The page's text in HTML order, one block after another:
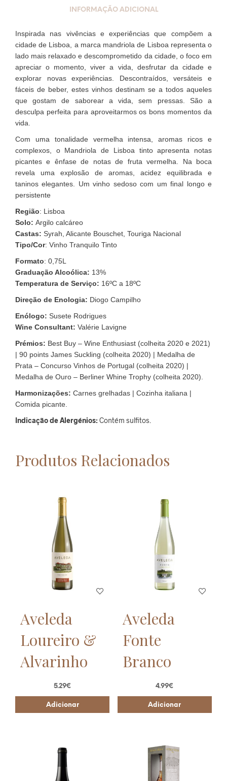
INFORMAÇÃO ADICIONAL
Inspirada nas vivências e experiências que compõem a
cidade de Lisboa, a marca mandriola de Lisboa representa o
lado mais relaxado e descomprometido da cidade, o foco em
apreciar o momento, viver a vida, desfrutar da cidade e
explorar novas experiências. Descontraídos, versáteis e
fáceis de beber, estes vinhos destinam se a todos aqueles
que gostam de saborear a vida, sem pressas. São a
desculpa perfeita para aproveitarmos os bons momentos da
vida.
Com uma tonalidade vermelha intensa, aromas ricos e
complexos, o Mandriola de Lisboa tinto apresenta notas
picantes e ênfase de notas de fruta vermelha. Na boca
revela uma explosão de aromas, acidez equilibrada e
taninos elegantes. Um vinho sedoso com um final longo e
persistente
Região: Lisboa
Solo: Argilo calcáreo
Castas: Syrah, Alicante Bouschet, Touriga Nacional
Tipo/Cor: Vinho Tranquilo Tinto
Formato: 0,75L
Graduação Alcoólica: 13%
Temperatura de Serviço: 16ºC a 18ºC
Direção de Enologia: Diogo Campilho
Enólogo: Susete Rodrigues
Wine Consultant: Valérie Lavigne
Prémios: Best Buy – Wine Enthusiast (colheita 2020 e 2021)
| 90 points James Suckling (colheita 2020) | Medalha de
Prata – Concurso Vinhos de Portugal (colheita 2020) |
Medalha de Ouro – Berliner Whine Trophy (colheita 2020).
Harmonizações: Carnes grelhadas | Cozinha italiana |
Comida picante.
Indicação de Alergénios:Contém sulfitos.
Produtos Relacionados
Aveleda
Loureiro &
Alvarinho
5.29€
Adicionar
Aveleda
Fonte
Branco
4.99€
Adicionar